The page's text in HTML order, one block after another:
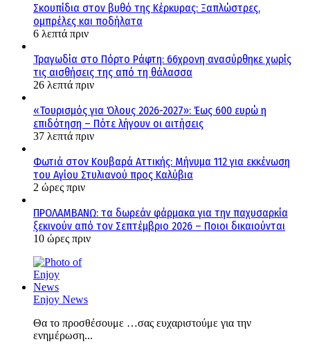
Σκουπίδια στον βυθό της Κέρκυρας: Ξαπλώστρες,
ομπρέλες και ποδήλατα
6 λεπτά πριν
Τραγωδία στο Πόρτο Ράφτη: 66χρονη ανασύρθηκε χωρίς
τις αισθήσεις της από τη θάλασσα
26 λεπτά πριν
«Τουρισμός για Όλους 2026-2027»: Έως 600 ευρώ η
επιδότηση – Πότε λήγουν οι αιτήσεις
37 λεπτά πριν
Φωτιά στον Κουβαρά Αττικής: Μήνυμα 112 για εκκένωση
του Αγίου Στυλιανού προς Καλύβια
2 ώρες πριν
ΠΡΟΛΑΜΒΑΝΩ: τα δωρεάν φάρμακα για την παχυσαρκία
ξεκινούν από τον Σεπτέμβριο 2026 – Ποιοι δικαιούνται
10 ώρες πριν
Enjoy News
Θα το προσθέσουμε …σας ευχαριστούμε για την
ενημέρωση...